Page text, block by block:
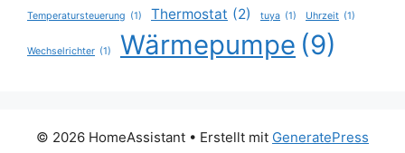
Temperatursteuerung (1) Thermostat (2) tuya (1) Uhrzeit (1)
Wechselrichter (1) Wärmepumpe (9)
© 2026 HomeAssistant • Erstellt mit GeneratePress